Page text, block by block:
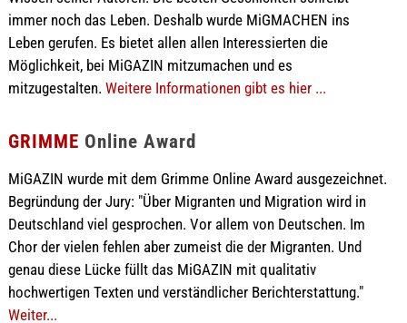
immer noch das Leben. Deshalb wurde MiGMACHEN ins
Leben gerufen. Es bietet allen allen Interessierten die
Möglichkeit, bei MiGAZIN mitzumachen und es
mitzugestalten. Weitere Informationen gibt es hier ...
GRIMME Online Award
MiGAZIN wurde mit dem Grimme Online Award ausgezeichnet.
Begründung der Jury: "Über Migranten und Migration wird in
Deutschland viel gesprochen. Vor allem von Deutschen. Im
Chor der vielen fehlen aber zumeist die der Migranten. Und
genau diese Lücke füllt das MiGAZIN mit qualitativ
hochwertigen Texten und verständlicher Berichterstattung."
Weiter...